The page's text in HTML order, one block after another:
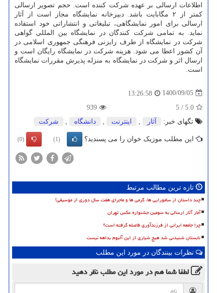
اطلاعات ارسالی بر عهده شرکت کننده است. حجم تصویر ارسالی
کمتر از ۲ مگابایت باشد. دبیرخانه نمایشگاه مجاز است از آثار
ارسالی برای امور نمایشگاهی، تبلیغاتی و انتشاراتی خود استفاده
نماید. به تمامی شرکت کنندگان در نمایشگاه بین المللی گواهی
شرکت در نمایشگاه از طرف رایزنی فرهنگی جمهوری اسلامی در
آن کشور اعطا می شود. هزینه شرکت در نمایشگاه رایگان است و
ارسال اثر و شرکت در نمایشگاه به منزله پذیرش مقررات نمایشگاه
است.
1400/09/05
13:26:58
5.0
/
5
939
تگهای خبر:
آثار اینترنت دانشگاه شركت
این مطلب موزیک خوان را می پسندید؟ (1)
(0)
تازه ترین مطالب مرتبط
چند داستان از سامورایی ها، گرمی ها و ماجرای هفت سال دوری از موسیقی!
آمار آثار ارسالی به سومین جشنواره عکس تهران
چرا جامعه ایرانی از فرزندآوری فاصله گرفته است؟
تابستان شنیدنی شد هیچ شیاری از این آلبوم بداهه نیست
نظرات بینندگان در مورد این مطلب
لطفا شما همدر مورد این مطلبنظر دهید